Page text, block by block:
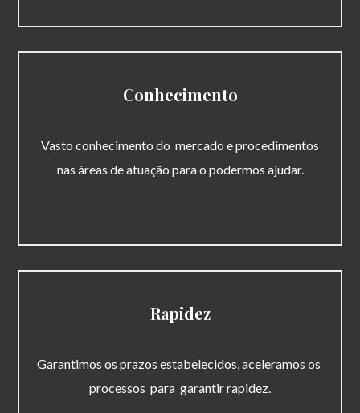
Conhecimento
Vasto conhecimento do mercado e procedimentos
nas áreas de atuação para o podermos ajudar.
Rapidez
Garantimos os prazos estabelecidos, aceleramos os
processos para garantir rapidez.